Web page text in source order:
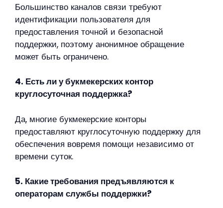
Большинство каналов связи требуют
идентификации пользователя для
предоставления точной и безопасной
поддержки, поэтому анонимное обращение
может быть ограничено.
4. Есть ли у букмекерских контор
круглосуточная поддержка?
Да, многие букмекерские конторы
предоставляют круглосуточную поддержку для
обеспечения вовремя помощи независимо от
времени суток.
5. Какие требования предъявляются к
операторам службы поддержки?